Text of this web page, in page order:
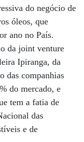
do negócio de
óleos, que
ano no País.
da joint venture
Ipiranga, da
das companhias
do mercado, e
tem a fatia de
das
e de